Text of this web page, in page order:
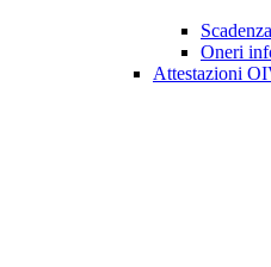
Oneri
Attestazioni